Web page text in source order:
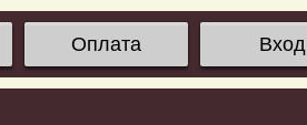
Оплата Вход